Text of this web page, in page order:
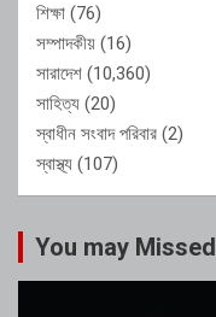
শিক্ষা (76)
সম্পাদকীয় (16)
সারাদেশ (10,360)
সাহিত্য (20)
স্বাধীন সংবাদ পরিবার (2)
স্বাস্থ্য (107)
You may Missed